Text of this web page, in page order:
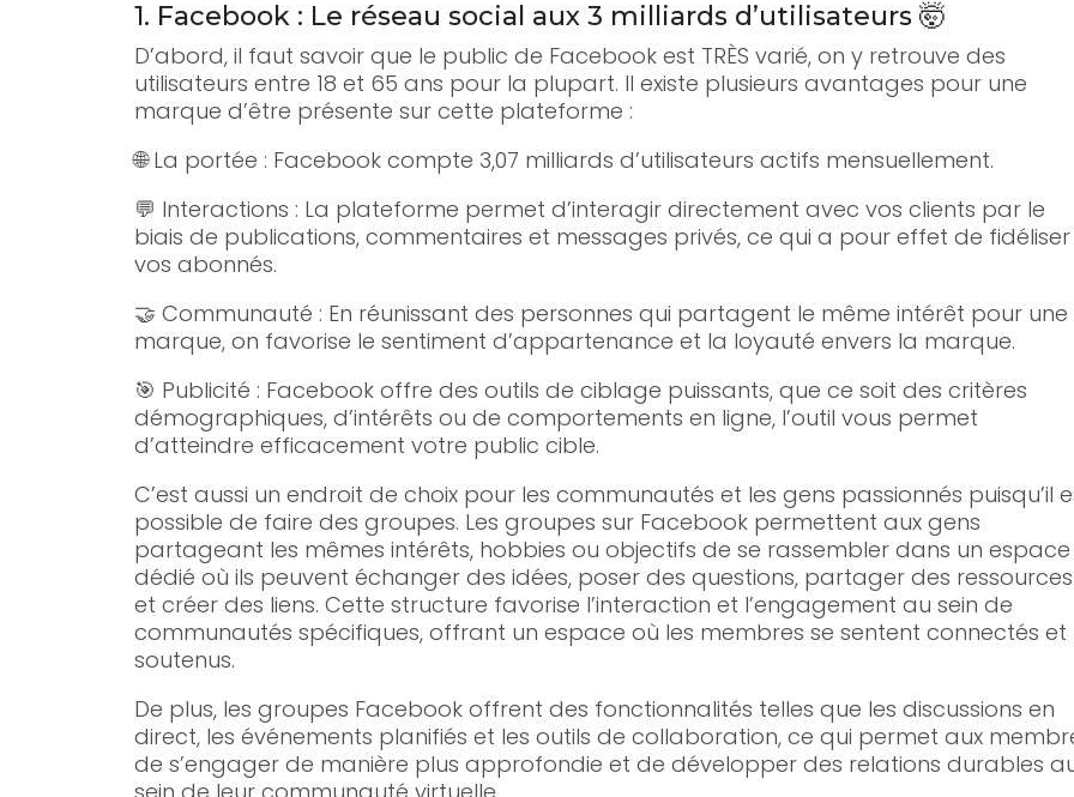
1. Facebook : Le réseau social aux 3 milliards d’utilisateurs 🤯
D’abord, il faut savoir que le public de Facebook est TRÈS varié, on y retrouve des
utilisateurs entre 18 et 65 ans pour la plupart. Il existe plusieurs avantages pour une
marque d’être présente sur cette plateforme :
🌐 La portée : Facebook compte 3,07 milliards d’utilisateurs actifs mensuellement.
💬 Interactions : La plateforme permet d’interagir directement avec vos clients par le
biais de publications, commentaires et messages privés, ce qui a pour effet de fidéliser
vos abonnés.
🤝 Communauté : En réunissant des personnes qui partagent le même intérêt pour une
marque, on favorise le sentiment d’appartenance et la loyauté envers la marque.
🎯 Publicité : Facebook offre des outils de ciblage puissants, que ce soit des critères
démographiques, d’intérêts ou de comportements en ligne, l’outil vous permet
d’atteindre efficacement votre public cible.
C’est aussi un endroit de choix pour les communautés et les gens passionnés puisqu’il
possible de faire des groupes. Les groupes sur Facebook permettent aux gens
partageant les mêmes intérêts, hobbies ou objectifs de se rassembler dans un espace
dédié où ils peuvent échanger des idées, poser des questions, partager des ressources
et créer des liens. Cette structure favorise l’interaction et l’engagement au sein de
communautés spécifiques, offrant un espace où les membres se sentent connectés et
soutenus.
De plus, les groupes Facebook offrent des fonctionnalités telles que les discussions en
direct, les événements planifiés et les outils de collaboration, ce qui permet aux
de s’engager de manière plus approfondie et de développer des relations durables